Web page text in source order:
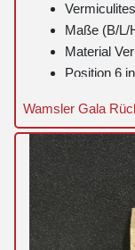
Maße (B/L/
Material
Position 6
Wamsler Gala